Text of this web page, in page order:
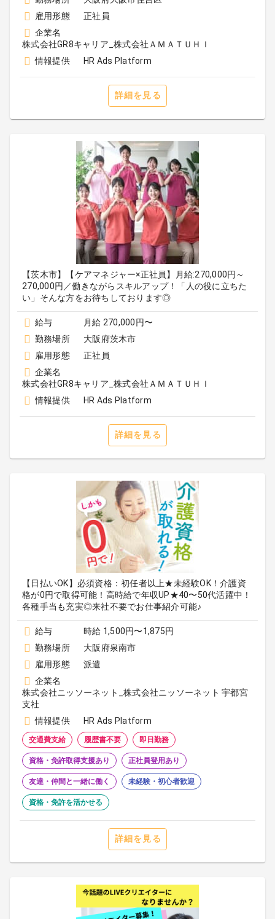
雇用形態
正社員
企業名
株式会社GR8キャリア_株式会社ＡＭＡＴＵＨＩ
情報提供
HR Ads Platform
詳細を見る
【茨木市】【ケアマネジャー×正社員】月給:270,000円～
270,000円／働きながらスキルアップ！「人の役に立ちた
い」そんな方をお待ちしております◎
給与
月給 270,000円〜
勤務場所
大阪府茨木市
雇用形態
正社員
企業名
株式会社GR8キャリア_株式会社ＡＭＡＴＵＨＩ
情報提供
HR Ads Platform
詳細を見る
【日払いOK】必須資格：初任者以上★未経験OK！介護資
格が0円で取得可能！高時給で年収UP★40〜50代活躍中！
各種手当も充実◎来社不要でお仕事紹介可能♪
給与
時給 1,500円〜1,875円
勤務場所
大阪府泉南市
雇用形態
派遣
企業名
株式会社ニッソーネット_株式会社ニッソーネット 宇都宮
支社
情報提供
HR Ads Platform
交通費支給 履歴書不要 即日勤務
資格・免許取得支援あり 正社員登用あり
友達・仲間と一緒に働く 未経験・初心者歓迎
資格・免許を活かせる
詳細を見る